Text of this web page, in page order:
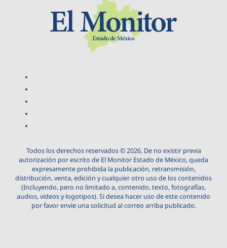
Todos los derechos reservados © 2026. De no existir previa
autorización por escrito de El Monitor Estado de México, queda
expresamente prohibida la publicación, retransmisión,
distribución, venta, edición y cualquier otro uso de los contenidos
(Incluyendo, pero no limitado a, contenido, texto, fotografías,
audios, videos y logotipos). Si desea hacer uso de este contenido
por favor envie una solicitud al correo arriba publicado.